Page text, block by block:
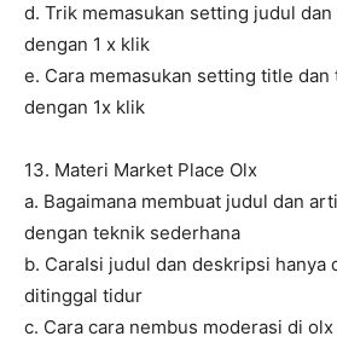
d. Trik memasukan setting judul
dengan 1 x klik
e. Cara memasukan setting title
dengan 1x klik
13. Materi Market Place Olx
a. Bagaimana membuat judul dan
dengan teknik sederhana
b. CaraIsi judul dan deskripsi hanya
ditinggal tidur
c. Cara cara nembus moderasi di olx